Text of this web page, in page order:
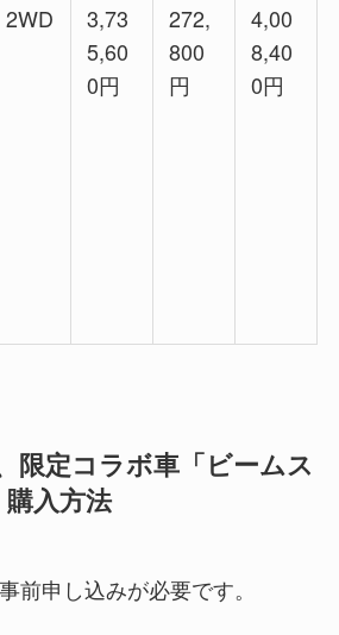
2WD
3,73
5,60
0円
272,
800
円
4,00
8,40
0​​円
限定コラボ車「ビームス
入方法
前申し込みが必要です。